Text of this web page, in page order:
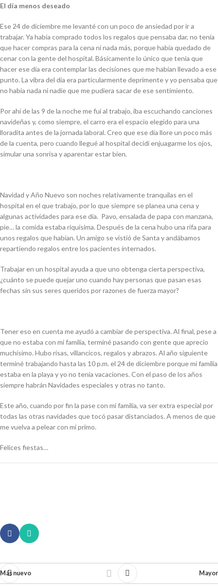
El día menos deseado
Ese 24 de diciembre me levanté con un poco de ansiedad por ir a
trabajar. Ya había comprado todos los regalos que pensaba dar, no tenía
que hacer compras para la cena ni nada más, porque había quedado de
cenar con la gente del hospital. Básicamente lo único que tenia que
hacer ese día era contemplar las decisiones que me habían llevado a ese
punto. La vibra del día era particularmente deprimente y yo pensaba que
no había nada ni nadie que me pudiera sacar de ese sentimiento.
Por ahí de las 9 de la noche me fui al trabajo, iba escuchando canciones
navideñas y, como siempre, el carro era el espacio elegido para una
lloradita antes de la jornada laboral. Creo que ese día llore un poco más
de la cuenta, pero cuando llegué al hospital decidí enjuagarme los ojos,
simular una sonrisa y aparentar estar bien.
Navidad y Año Nuevo son noches relativamente tranquilas en el
hospital en el que trabajo, por lo que siempre se planea una cena y
algunas actividades para ese día. Pavo, ensalada de papa con manzana,
pie… la comida estaba riquísima. Después de la cena hubo una rifa para
unos regalos que habían. Un amigo se vistió de Santa y andábamos
repartiendo regalos entre los pacientes internados.
Trabajar en un hospital ayuda a que uno obtenga cierta perspectiva,
¿cuánto se puede quejar uno cuando hay personas que pasan esas
fechas sin sus seres queridos por razones de fuerza mayor?
Tener eso en cuenta me ayudó a cambiar de perspectiva. Al final, pese a
que no estaba con mi familia, terminé pasando con gente que aprecio
muchísimo. Hubo risas, villancicos, regalos y abrazos. Al año siguiente
terminé trabajando hasta las 10 p.m. el 24 de diciembre porque mi familia
estaba en la playa y yo no tenía vacaciones. Con el paso de los años
siempre habrán Navidades especiales y otras no tanto.
Este año, cuando por fin la pase con mi familia, va ser extra especial por
todas las otras navidades que tocó pasar distanciados. A menos de que
me vuelva a pelear con mi primo.
Felices fiestas…
Más nuevo Mayor